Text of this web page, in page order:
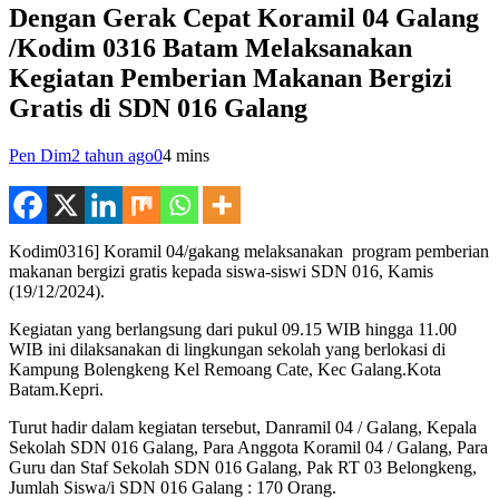
Dengan Gerak Cepat Koramil 04 Galang
/Kodim 0316 Batam Melaksanakan
Kegiatan Pemberian Makanan Bergizi
Gratis di SDN 016 Galang
Pen Dim2 tahun ago04 mins
Kodim0316] Koramil 04/gakang melaksanakan program pemberian
makanan bergizi gratis kepada siswa-siswi SDN 016, Kamis
(19/12/2024).
Kegiatan yang berlangsung dari pukul 09.15 WIB hingga 11.00
WIB ini dilaksanakan di lingkungan sekolah yang berlokasi di
Kampung Bolengkeng Kel Remoang Cate, Kec Galang.Kota
Batam.Kepri.
Turut hadir dalam kegiatan tersebut, Danramil 04 / Galang, Kepala
Sekolah SDN 016 Galang, Para Anggota Koramil 04 / Galang, Para
Guru dan Staf Sekolah SDN 016 Galang, Pak RT 03 Belongkeng,
Jumlah Siswa/i SDN 016 Galang : 170 Orang.